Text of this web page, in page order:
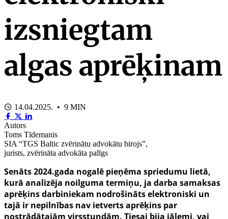
izsniegtam
algas aprēķinam
14.04.2025. • 9 MIN
Autors
Toms Tīdemanis
SIA “TGS Baltic zvērinātu advokātu birojs”,
jurists, zvērināta advokāta palīgs
Senāts 2024.gada nogalē pieņēma spriedumu lietā,
kurā analizēja noilguma termiņu, ja darba samaksas
aprēķins darbiniekam nodrošināts elektroniski un
tajā ir nepilnības nav ietverts aprēķins par
nostrādātajām virsstundām. Tiesai bija jālemj, vai